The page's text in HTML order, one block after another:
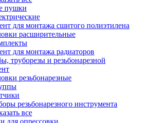
пушки
для монтажа сшитого полиэтилена
расширительные
для монтажа радиаторов
труборезы и резьбонарезной
резьбонарезные
резьбонарезного инструмента
все
для опрессовки